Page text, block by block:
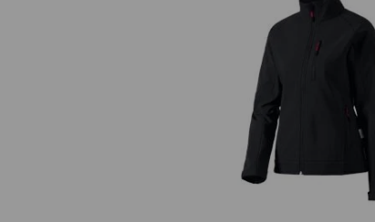
Dames-softshelljack